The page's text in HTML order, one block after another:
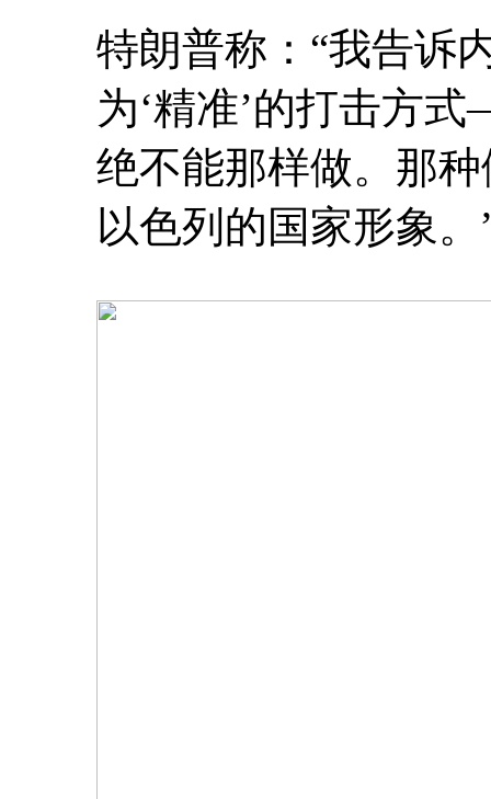
特朗普称：“我告诉
为‘精准’的打击方
绝不能那样做。那
以色列的国家形象。